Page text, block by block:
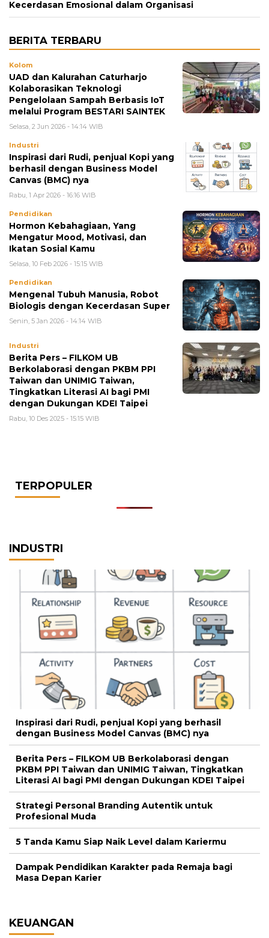
Kecerdasan Emosional dalam Organisasi
BERITA TERBARU
Kolom
UAD dan Kalurahan Caturharjo
Kolaborasikan Teknologi
Pengelolaan Sampah Berbasis IoT
melalui Program BESTARI SAINTEK
Selasa, 2 Jun 2026 - 14:14 WIB
Industri
Inspirasi dari Rudi, penjual Kopi yang
berhasil dengan Business Model
Canvas (BMC) nya
Rabu, 1 Apr 2026 - 16:16 WIB
Pendidikan
Hormon Kebahagiaan, Yang
Mengatur Mood, Motivasi, dan
Ikatan Sosial Kamu
Selasa, 10 Feb 2026 - 15:15 WIB
Pendidikan
Mengenal Tubuh Manusia, Robot
Biologis dengan Kecerdasan Super
Senin, 5 Jan 2026 - 14:14 WIB
Industri
Berita Pers – FILKOM UB
Berkolaborasi dengan PKBM PPI
Taiwan dan UNIMIG Taiwan,
Tingkatkan Literasi AI bagi PMI
dengan Dukungan KDEI Taipei
Rabu, 10 Des 2025 - 15:15 WIB
TERPOPULER
INDUSTRI
Inspirasi dari Rudi, penjual Kopi yang berhasil
dengan Business Model Canvas (BMC) nya
Berita Pers – FILKOM UB Berkolaborasi dengan
PKBM PPI Taiwan dan UNIMIG Taiwan, Tingkatkan
Literasi AI bagi PMI dengan Dukungan KDEI Taipei
Strategi Personal Branding Autentik untuk
Profesional Muda
5 Tanda Kamu Siap Naik Level dalam Kariermu
Dampak Pendidikan Karakter pada Remaja bagi
Masa Depan Karier
KEUANGAN